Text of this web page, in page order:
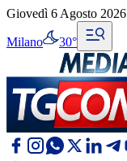
Giovedì 6 Agosto 2026
Milano 30°